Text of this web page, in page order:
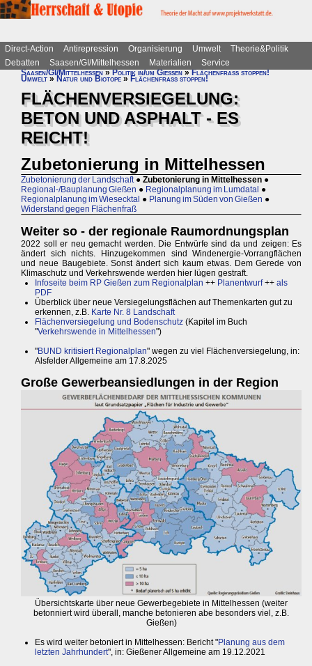
Direct-Action Antirepression Organisierung Umwelt
Theorie&Politik
Debatten
Saasen/GI/Mittelhessen Materialien
Service
Saasen/GI/Mittelhessen»Politik in/um Gießen»Flächenfraß stoppen!
Umwelt » Natur und Biotope » Flächenfraß stoppen!
FLÄCHENVERSIEGELUNG:
BETON UND ASPHALT - ES
REICHT!
Zubetonierung in Mittelhessen
Zubetonierung der Landschaft ● Zubetonierung in Mittelhessen ●
Regional-/Bauplanung Gießen ● Regionalplanung im Lumdatal ●
Regionalplanung im Wiesecktal ● Planung im Süden von Gießen ●
Widerstand gegen Flächenfraß
Weiter so - der regionale Raumordnungsplan
2022 soll er neu gemacht werden. Die Entwürfe sind da und zeigen: Es
ändert sich nichts. Hinzugekommen sind Windenergie-Vorrangflächen
und neue Baugebiete. Sonst ändert sich kaum etwas. Dem Gerede von
Klimaschutz und Verkehrswende werden hier lügen gestraft.
Infoseite beim RP Gießen zum Regionalplan ++ Planentwurf++ als
PDF
Überblick über neue Versiegelungsflächen auf Themenkarten gut zu
erkennen, z.B. Karte Nr. 8 Landschaft
Flächenversiegelung und Bodenschutz (Kapitel im Buch
"Verkehrswende in Mittelhessen")
"BUND kritisiert Regionalplan" wegen zu viel Flächenversiegelung, in:
Alsfelder Allgemeine am 17.8.2025
Große Gewerbeansiedlungen in der Region
Übersichtskarte über neue Gewerbegebiete in Mittelhessen (weiter
betonniert wird überall, manche betonieren abe besonders viel, z.B.
Gießen)
Es wird weiter betoniert in Mittelhessen: Bericht "Planung aus dem
letzten Jahrhundert", in: Gießener Allgemeine am 19.12.2021